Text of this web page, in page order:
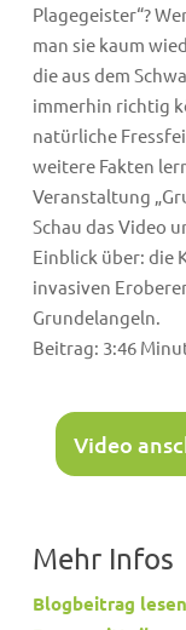
Plagegeister“?
man sie kaum
die aus dem
immerhin richtig
natürliche
weitere Fakten
Veranstaltung
Schau das Video
Einblick über: die
invasiven
Grundelangeln.
Beitrag: 3:46
Video
Mehr Infos
Blogbeitrag lesen